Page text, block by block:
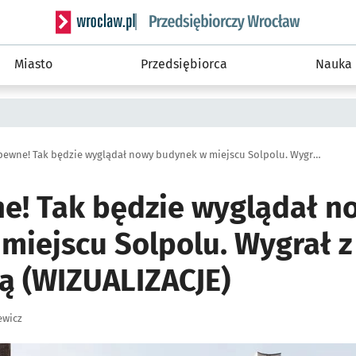
Serwis informacyjny wroclaw.pl podserwis:
Miasto Przedsiębiorca Nauka
To już pewne! Tak będzie wyglądał nowy budynek w miejscu Solpolu. Wygrał z konkurencją (WIZUALIZACJE)
Tak będzie wyglądał
Solpolu. Wygrał z